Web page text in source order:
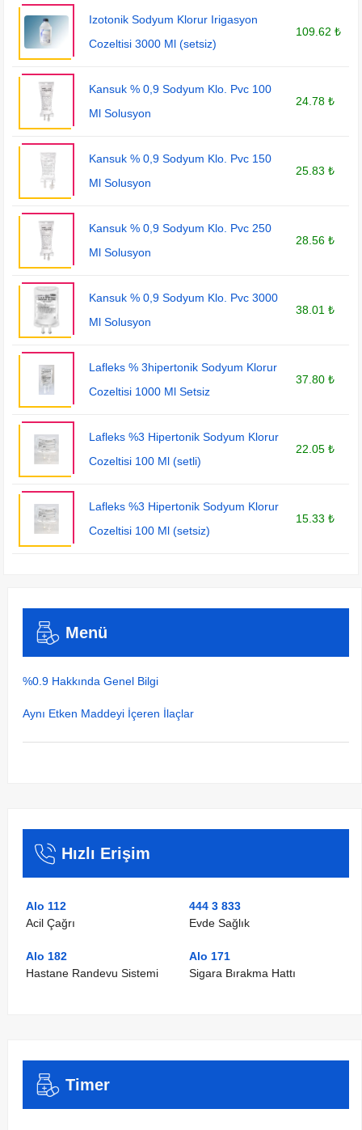
Izotonik Sodyum Klorur Irigasyon
Cozeltisi 3000 Ml (setsiz)
109.62 ₺
Kansuk % 0,9 Sodyum Klo. Pvc 100
Ml Solusyon
24.78 ₺
Kansuk % 0,9 Sodyum Klo. Pvc 150
Ml Solusyon
25.83 ₺
Kansuk % 0,9 Sodyum Klo. Pvc 250
Ml Solusyon
28.56 ₺
Kansuk % 0,9 Sodyum Klo. Pvc 3000
Ml Solusyon
38.01 ₺
Lafleks % 3hipertonik Sodyum Klorur
Cozeltisi 1000 Ml Setsiz
37.80 ₺
Lafleks %3 Hipertonik Sodyum Klorur
Cozeltisi 100 Ml (setli)
22.05 ₺
Lafleks %3 Hipertonik Sodyum Klorur
Cozeltisi 100 Ml (setsiz)
15.33 ₺
Menü
%0.9 Hakkında Genel Bilgi
Aynı Etken Maddeyi İçeren İlaçlar
Hızlı Erişim
Alo 112
Acil Çağrı
444 3 833
Evde Sağlık
Alo 182
Hastane Randevu Sistemi
Alo 171
Sigara Bırakma Hattı
Timer